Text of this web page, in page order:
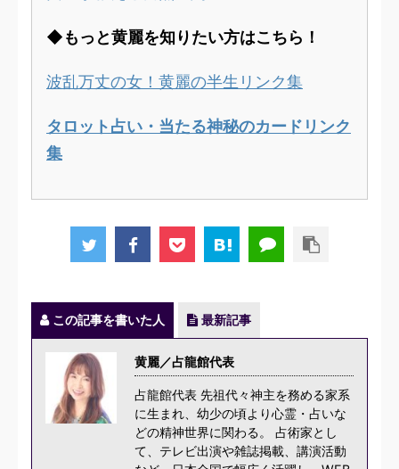
◆もっと黄麗を知りたい方はこちら！
波乱万丈の女！黄麗の半生リンク集
タロット占い・当たる神秘のカードリンク
集
この記事を書いた人 最新記事
黄麗／占龍館代表
占龍館代表 先祖代々神主を務める家系
に生まれ、幼少の頃より心霊・占いな
どの精神世界に関わる。 占術家とし
て、テレビ出演や雑誌掲載、講演活動